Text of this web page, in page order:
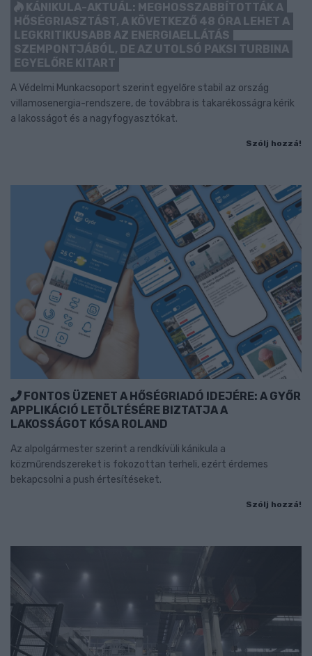
KÁNIKULA-AKTUÁL: MEGHOSSZABBÍTOTTÁK A
HŐSÉGRIASZTÁST, A KÖVETKEZŐ 48 ÓRA LEHET A
LEGKRITIKUSABB AZ ENERGIAELLÁTÁS
SZEMPONTJÁBÓL, DE AZ UTOLSÓ PAKSI TURBINA
EGYELŐRE KITART
A Védelmi Munkacsoport szerint egyelőre stabil az ország
villamosenergia-rendszere, de továbbra is takarékosságra kérik
a lakosságot és a nagyfogyasztókat.
Szólj hozzá!
FONTOS ÜZENET A HŐSÉGRIADÓ IDEJÉRE: A GYŐR
APPLIKÁCIÓ LETÖLTÉSÉRE BIZTATJA A
LAKOSSÁGOT KÓSA ROLAND
Az alpolgármester szerint a rendkívüli kánikula a
közműrendszereket is fokozottan terheli, ezért érdemes
bekapcsolni a push értesítéseket.
Szólj hozzá!